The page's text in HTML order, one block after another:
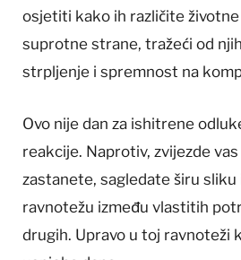
osjetiti kako ih različite
suprotne strane, tražeći od
strpljenje i spremnost na
Ovo nije dan za ishitrene
reakcije. Naprotiv, zvijezde
zastanete, sagledate širu
ravnotežu između vlastitih
drugih. Upravo u toj ravnoteži